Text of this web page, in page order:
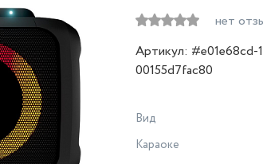
нет
Артикул: #e01e68cd-
00155d7fac80
Вид
Караоке